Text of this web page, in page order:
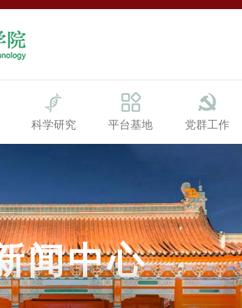
科学研究 平台基地 党群工作
闻中心